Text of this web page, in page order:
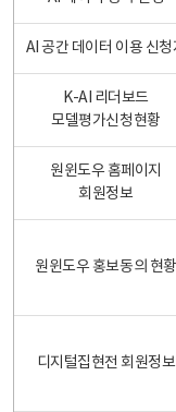
AI 공간 데이터 이용 신청
K-AI 리더보드
모델평가신청현황
원윈도우 홈페이지
회원정보
원윈도우 홍보동의 현황
디지털집현전 회원정보